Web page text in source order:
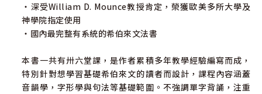
‧深受William D. Mounce教授肯定，榮獲歐美多所大學及
神學院指定使用
‧國內最完整有系統的希伯來文法書
本書一共有卅六堂課，是作者累積多年教學經驗編寫而成，
特別針對想學習基礎希伯來文的讀者而設計，課程內容涵蓋
音韻學，字形學與句法等基礎範圍。不強調單字背誦，注重